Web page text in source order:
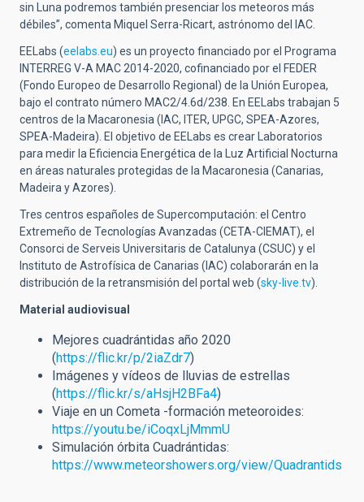
sin Luna podremos también presenciar los meteoros más
débiles”, comenta Miquel Serra-Ricart, astrónomo del IAC.
EELabs (eelabs.eu) es un proyecto financiado por el Programa
INTERREG V-A MAC 2014-2020, cofinanciado por el FEDER
(Fondo Europeo de Desarrollo Regional) de la Unión Europea,
bajo el contrato número MAC2/4.6d/238. En EELabs trabajan 5
centros de la Macaronesia (IAC, ITER, UPGC, SPEA-Azores,
SPEA-Madeira). El objetivo de EELabs es crear Laboratorios
para medir la Eficiencia Energética de la Luz Artificial Nocturna
en áreas naturales protegidas de la Macaronesia (Canarias,
Madeira y Azores).
Tres centros españoles de Supercomputación: el Centro
Extremeño de Tecnologías Avanzadas (CETA-CIEMAT), el
Consorci de Serveis Universitaris de Catalunya (CSUC) y el
Instituto de Astrofísica de Canarias (IAC) colaborarán en la
distribución de la retransmisión del portal web (sky-live.tv).
Material audiovisual
Mejores cuadrántidas año 2020
(https://flic.kr/p/2iaZdr7)
Imágenes y vídeos de lluvias de estrellas
(https://flic.kr/s/aHsjH2BFa4)
Viaje en un Cometa -formación meteoroides:
https://youtu.be/iCoqxLjMmmU
Simulación órbita Cuadrántidas:
https://www.meteorshowers.org/view/Quadrantids